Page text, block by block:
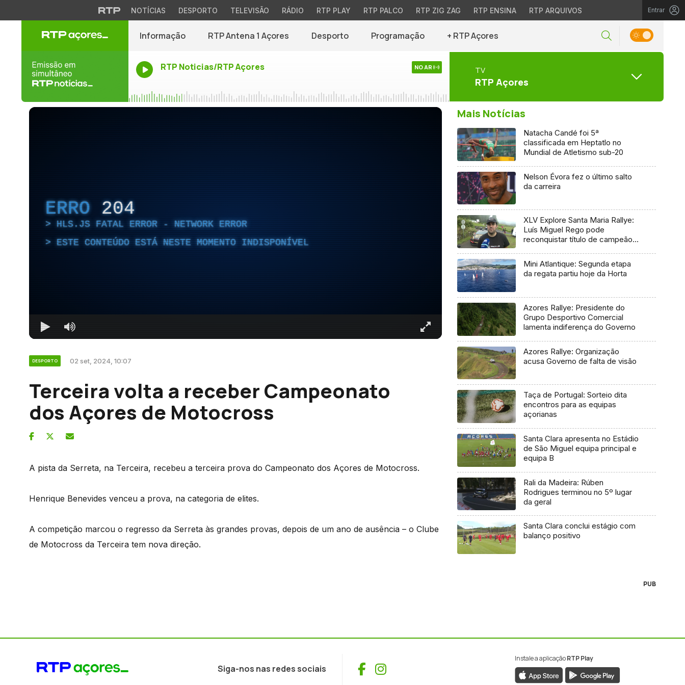
NOTÍCIAS DESPORTO TELEVISÃO RÁDIO RTP PLAY RTP PALCO RTP ZIG ZAG RTP ENSINA RTP ARQUIVOS Entrar
Informação RTP Antena 1 Açores Desporto Programação + RTP Açores
RTP Noticias/RTP Açores NO AR TV
RTP Açores
ERRO 204
HLS.JS FATAL ERROR - NETWORK ERROR
ESTE CONTEÚDO ESTÁ NESTE MOMENTO INDISPONÍVEL
DESPORTO 02 set, 2024, 10:07
Terceira volta a receber Campeonato
dos Açores de Motocross
A pista da Serreta, na Terceira, recebeu a terceira prova do Campeonato dos Açores de Motocross.
Henrique Benevides venceu a prova, na categoria de elites.
A competição marcou o regresso da Serreta às grandes provas, depois de um ano de ausência – o Clube
de Motocross da Terceira tem nova direção.
Mais Notícias
Natacha Candé foi 5ª
classificada em Heptatlo no
Mundial de Atletismo sub-20
Nelson Évora fez o último salto
da carreira
XLV Explore Santa Maria Rallye:
Luís Miguel Rego pode
reconquistar título de campeão
Mini Atlantique: Segunda etapa
da regata partiu hoje da Horta
Azores Rallye: Presidente do
Grupo Desportivo Comercial
lamenta indiferença do Governo
Azores Rallye: Organização
acusa Governo de falta de visão
Taça de Portugal: Sorteio dita
encontros para as equipas
açorianas
Santa Clara apresenta no Estádio
de São Miguel equipa principal e
equipa B
Rali da Madeira: Rúben
Rodrigues terminou no 5º lugar
da geral
Santa Clara conclui estágio com
balanço positivo
PUB
Siga-nos nas redes sociais Facebook
Instagram
Instale a aplicaçãoRTP Play